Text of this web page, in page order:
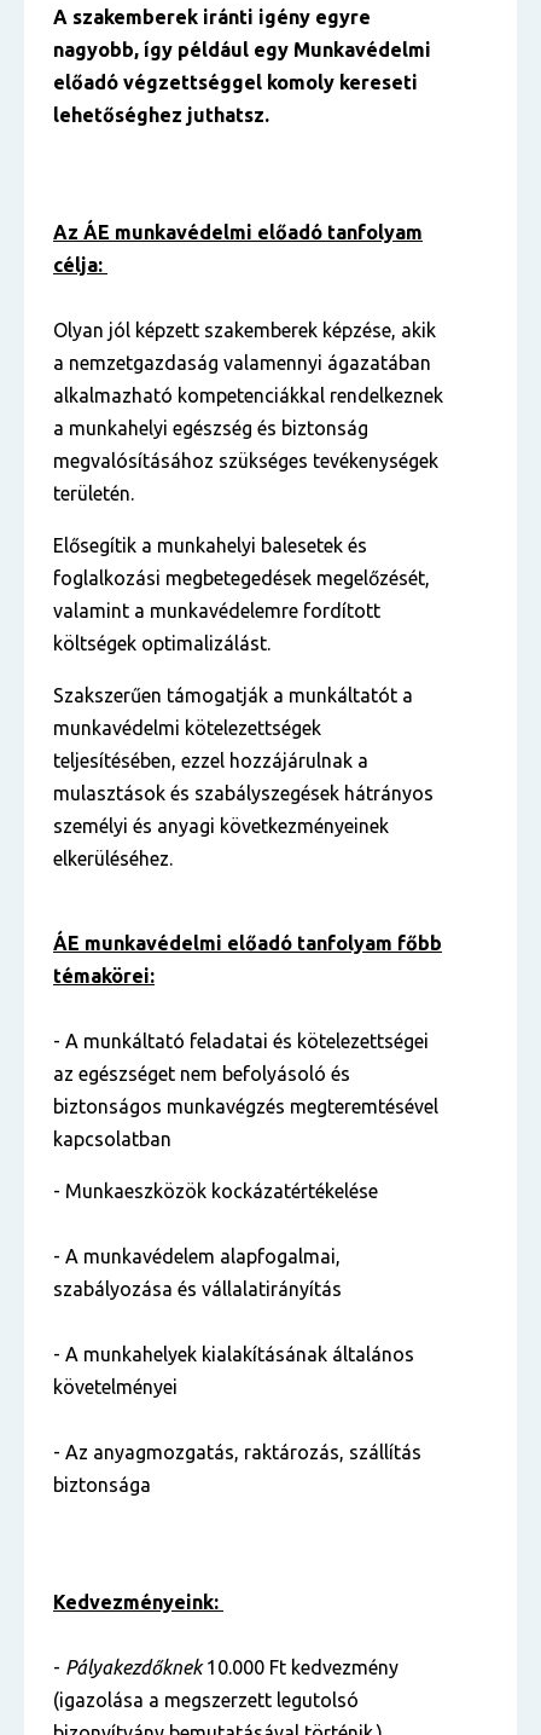
A szakemberek iránti igény egyre
nagyobb, így például egy Munkavédelmi
előadó végzettséggel komoly kereseti
lehetőséghez juthatsz.
Az ÁE munkavédelmi előadó tanfolyam
célja:
Olyan jól képzett szakemberek képzése, akik
a nemzetgazdaság valamennyi ágazatában
alkalmazható kompetenciákkal rendelkeznek
a munkahelyi egészség és biztonság
megvalósításához szükséges tevékenységek
területén.
Elősegítik a munkahelyi balesetek és
foglalkozási megbetegedések megelőzését,
valamint a munkavédelemre fordított
költségek optimalizálást.
Szakszerűen támogatják a munkáltatót a
munkavédelmi kötelezettségek
teljesítésében, ezzel hozzájárulnak a
mulasztások és szabályszegések hátrányos
személyi és anyagi következményeinek
elkerüléséhez.
ÁE munkavédelmi előadó tanfolyam főbb
témakörei:
- A munkáltató feladatai és kötelezettségei
az egészséget nem befolyásoló és
biztonságos munkavégzés megteremtésével
kapcsolatban
- Munkaeszközök kockázatértékelése
- A munkavédelem alapfogalmai,
szabályozása és vállalatirányítás
- A munkahelyek kialakításának általános
követelményei
- Az anyagmozgatás, raktározás, szállítás
biztonsága
Kedvezményeink:
- Pályakezdőknek10.000 Ft kedvezmény
(igazolása a megszerzett legutolsó